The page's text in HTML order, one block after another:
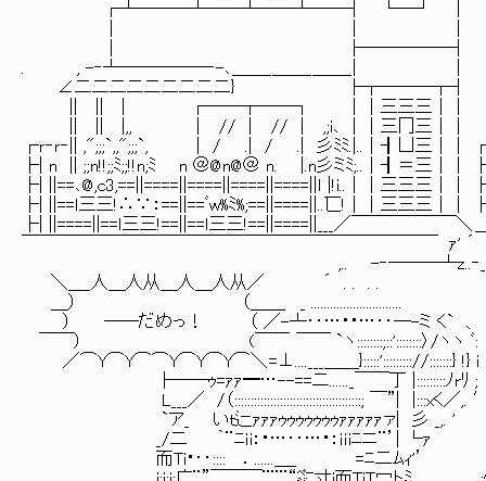
┌┴―──┴──┴──┴─―┤ └─┘
｜ ├─────┤
. , -‐┴―――――‐-､＿＿_＿＿_＿＿
∠二二二二二二二二二}
|| || | ┌──┬──┐ ｜｜三三三｜｜
|| || |,, ｜ // ｜ // │ ,;i､ ｜｜三冂三｜｜
┌ｒ‐ｒ‐|| ,";;;`,,";;;`, | / .| / .| 彡ﾐﾐ.|..｜┨凵三
├| n || ;;n!!;;ﾐ;;!!n;ﾐ n ＠@n@＠ n. |.n彡ミﾐ;..｜┨
├| ||==､@,c3,==||====||====||====||====||ｌ |!i..｜｜
├| ||==ｌ三三!∴∵：==||==ﾞw%ﾐ%;==||====||..匸!｜｜
├| ||====||==ｌ三三!==||==ｌ三三!==||====||___／￣￣
￣￣￣￣￣￣￣￣￣￣￣￣￣￣￣￣￣￣￣￣
,.. -‐───┴z..‐_┴───ｰ----=
＼＿_人＿人从＿人＿人从／ ´ . . .
＿） （＿＿ _ ............................
） ――だめっ！ （ ／-┴‥…・・…‥─-ミ く` 、 （
￣￣） (￣￣ ￣￣ `ヽ::::::::;::'::::::::〉/ヽヽ
／⌒Y⌒Y⌒⌒Y⌒Y⌒Y⌒＼ =⊥....___＿＿}:::::'::::::::://
├──ｩ=ｧｧ━…--==二......_￣￣丁
L___／ /（:::::::::::::::::::::::::::::::::::::::; ￣
`ア_ いｔ辷ｧｧｧｩｩｩｩｩｩｩｧｧｧｧｧ
_/二 ｀¨ﾆｉi：・…‥…・：ｉｉiﾆニ
而Ti・‥:::: ．......＿_ =ﾆ二ﾑｨ'’ ,